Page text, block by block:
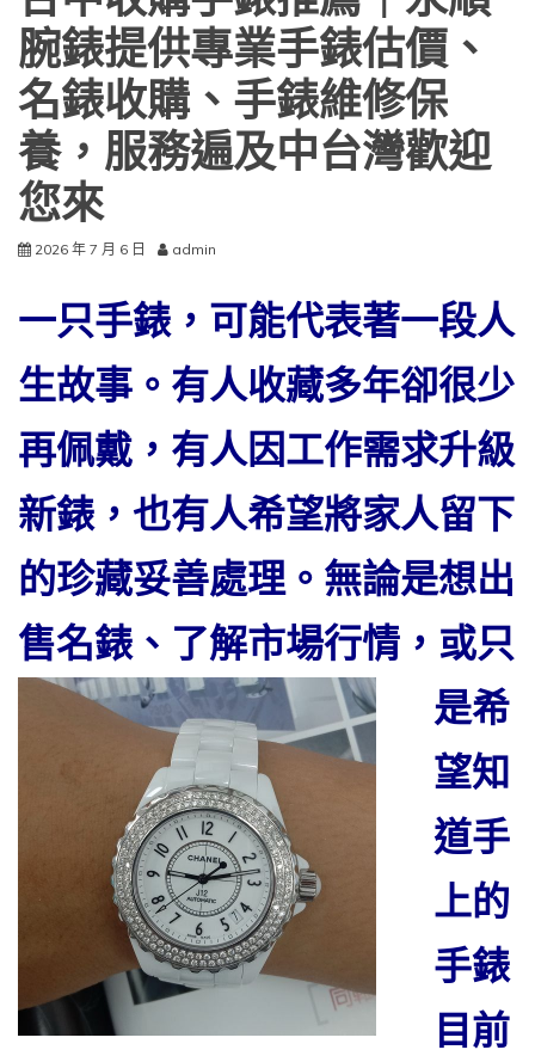
腕錶提供專業手錶估價、
名錶收購、手錶維修保
養，服務遍及中台灣歡迎
您來
2026 年 7 月 6 日 admin
一只手錶，可能代表著一段人
生故事。有人收藏多年卻很少
再佩戴，有人因工作需求升級
新錶，也有人希望將家人留下
的珍藏妥善處理。無論是想出
售名錶、了解市場行情，或只
是希
望知
道手
上的
手錶
目前